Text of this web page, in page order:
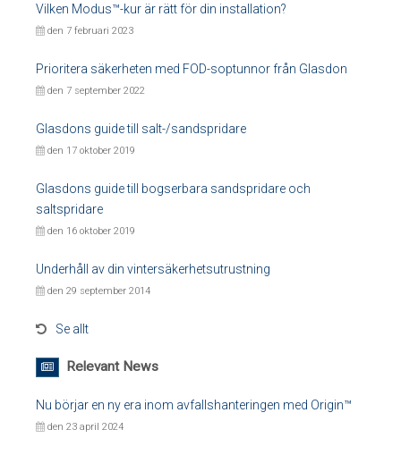
Vilken Modus™-kur är rätt för din installation?
den 7 februari 2023
Prioritera säkerheten med FOD-soptunnor från Glasdon
den 7 september 2022
Glasdons guide till salt-/sandspridare
den 17 oktober 2019
Glasdons guide till bogserbara sandspridare och
saltspridare
den 16 oktober 2019
Underhåll av din vintersäkerhetsutrustning
den 29 september 2014
Se allt
Relevant News
Nu börjar en ny era inom avfallshanteringen med Origin™
den 23 april 2024